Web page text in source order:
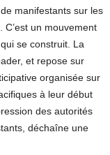
manifestants sur les
C’est un mouvement
se construit. La
et repose sur
organisée sur
à leur début
des autorités
déchaîne une